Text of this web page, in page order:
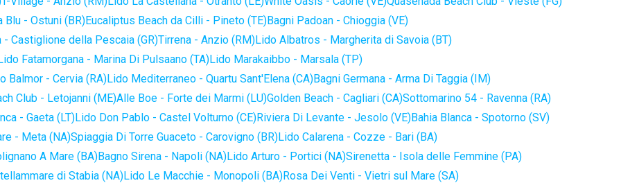
Blu - Ostuni (BR)Eucaliptus Beach da Cilli - Pineto (TE)Bagni Padoan - Chioggia (VE)
- Castiglione della Pescaia (GR)Tirrena - Anzio (RM)Lido Albatros - Margherita di Savoia (BT)
Fatamorgana - Marina Di Pulsaano (TA)Lido Marakaibbo - Marsala (TP)
Balmor - Cervia (RA)Lido Mediterraneo - Quartu Sant'Elena (CA)Bagni Germana - Arma Di Taggia (IM)
Club - Letojanni (ME)Alle Boe - Forte dei Marmi (LU)Golden Beach - Cagliari (CA)Sottomarino 54 - Ravenna (RA)
- Gaeta (LT)Lido Don Pablo - Castel Volturno (CE)Riviera Di Levante - Jesolo (VE)Bahia Blanca - Spotorno (SV)
- Meta (NA)Spiaggia Di Torre Guaceto - Carovigno (BR)Lido Calarena - Cozze - Bari (BA)
A Mare (BA)Bagno Sirena - Napoli (NA)Lido Arturo - Portici (NA)Sirenetta - Isola delle Femmine (PA)
di Stabia (NA)Lido Le Macchie - Monopoli (BA)Rosa Dei Venti - Vietri sul Mare (SA)